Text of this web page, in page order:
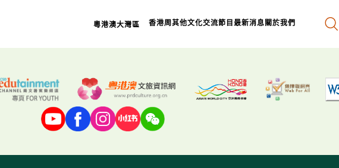
粵港澳大灣區 香港周 其他文化交流節目 最新消息 關於我們
檔案室
相關連結